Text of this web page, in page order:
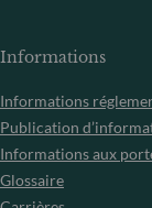
Informations
Informations
Publication
Informations aux
Glossaire